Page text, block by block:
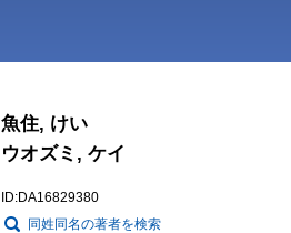
魚住, けい
ウオズミ, ケイ
ID:DA16829380
同姓同名の著者を検索